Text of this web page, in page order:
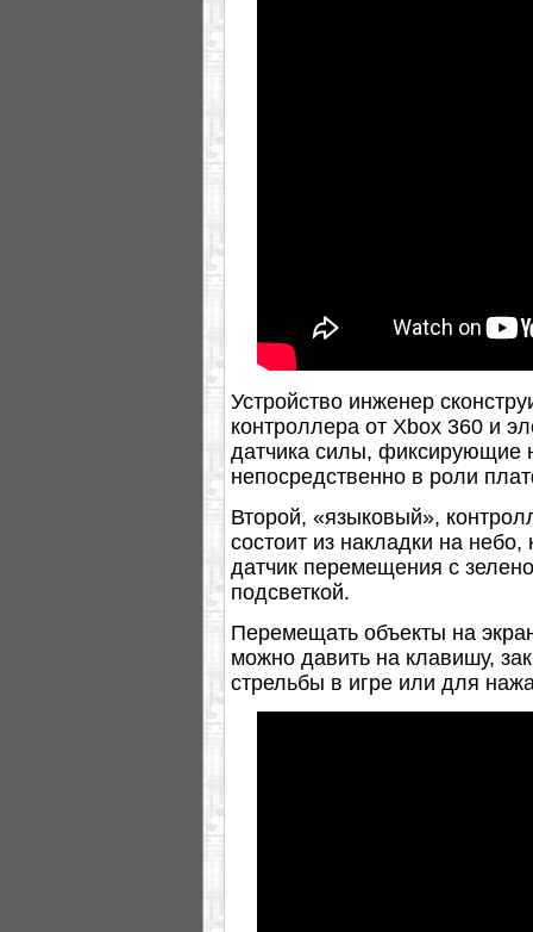
Устройство инженер
контроллера от Xbox 360 и
датчика силы, фиксирующие
непосредственно в роли
Второй, «языковый»,
состоит из накладки на небо,
датчик перемещения с
подсветкой.
Перемещать объекты на
можно давить на клавишу,
стрельбы в игре или для